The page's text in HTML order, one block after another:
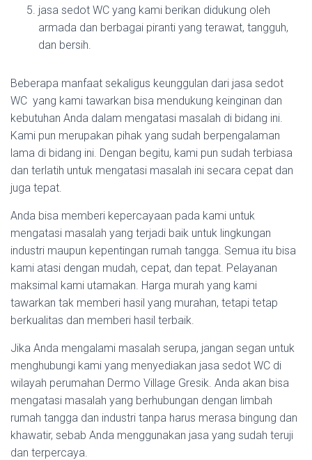
jasa sedot WC yang kami berikan didukung oleh
armada dan berbagai piranti yang terawat, tangguh,
dan bersih.
Beberapa manfaat sekaligus keunggulan dari jasa sedot
WC yang kami tawarkan bisa mendukung keinginan dan
kebutuhan Anda dalam mengatasi masalah di bidang ini.
Kami pun merupakan pihak yang sudah berpengalaman
lama di bidang ini. Dengan begitu, kami pun sudah terbiasa
dan terlatih untuk mengatasi masalah ini secara cepat dan
juga tepat.
Anda bisa memberi kepercayaan pada kami untuk
mengatasi masalah yang terjadi baik untuk lingkungan
industri maupun kepentingan rumah tangga. Semua itu bisa
kami atasi dengan mudah, cepat, dan tepat. Pelayanan
maksimal kami utamakan. Harga murah yang kami
tawarkan tak memberi hasil yang murahan, tetapi tetap
berkualitas dan memberi hasil terbaik.
Jika Anda mengalami masalah serupa, jangan segan untuk
menghubungi kami yang menyediakan jasa sedot WC di
wilayah perumahan Dermo Village Gresik. Anda akan bisa
mengatasi masalah yang berhubungan dengan limbah
rumah tangga dan industri tanpa harus merasa bingung dan
khawatir, sebab Anda menggunakan jasa yang sudah teruji
dan terpercaya.